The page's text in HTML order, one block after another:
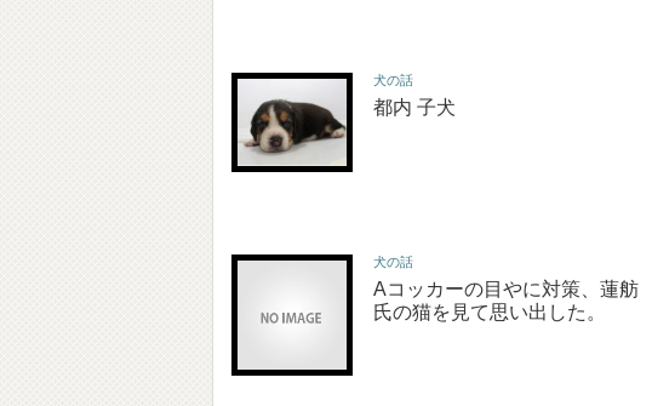
犬の話
都内 子犬
犬の話
Aコッカーの目やに対策、蓮舫
氏の猫を見て思い出した。